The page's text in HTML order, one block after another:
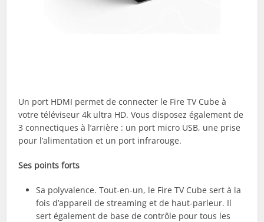
Un port HDMI permet de connecter le Fire TV Cube à
votre téléviseur 4k ultra HD. Vous disposez également de
3 connectiques à l’arrière : un port micro USB, une prise
pour l’alimentation et un port infrarouge.
Ses points forts
Sa polyvalence. Tout-en-un, le Fire TV Cube sert à la
fois d’appareil de streaming et de haut-parleur. Il
sert également de base de contrôle pour tous les